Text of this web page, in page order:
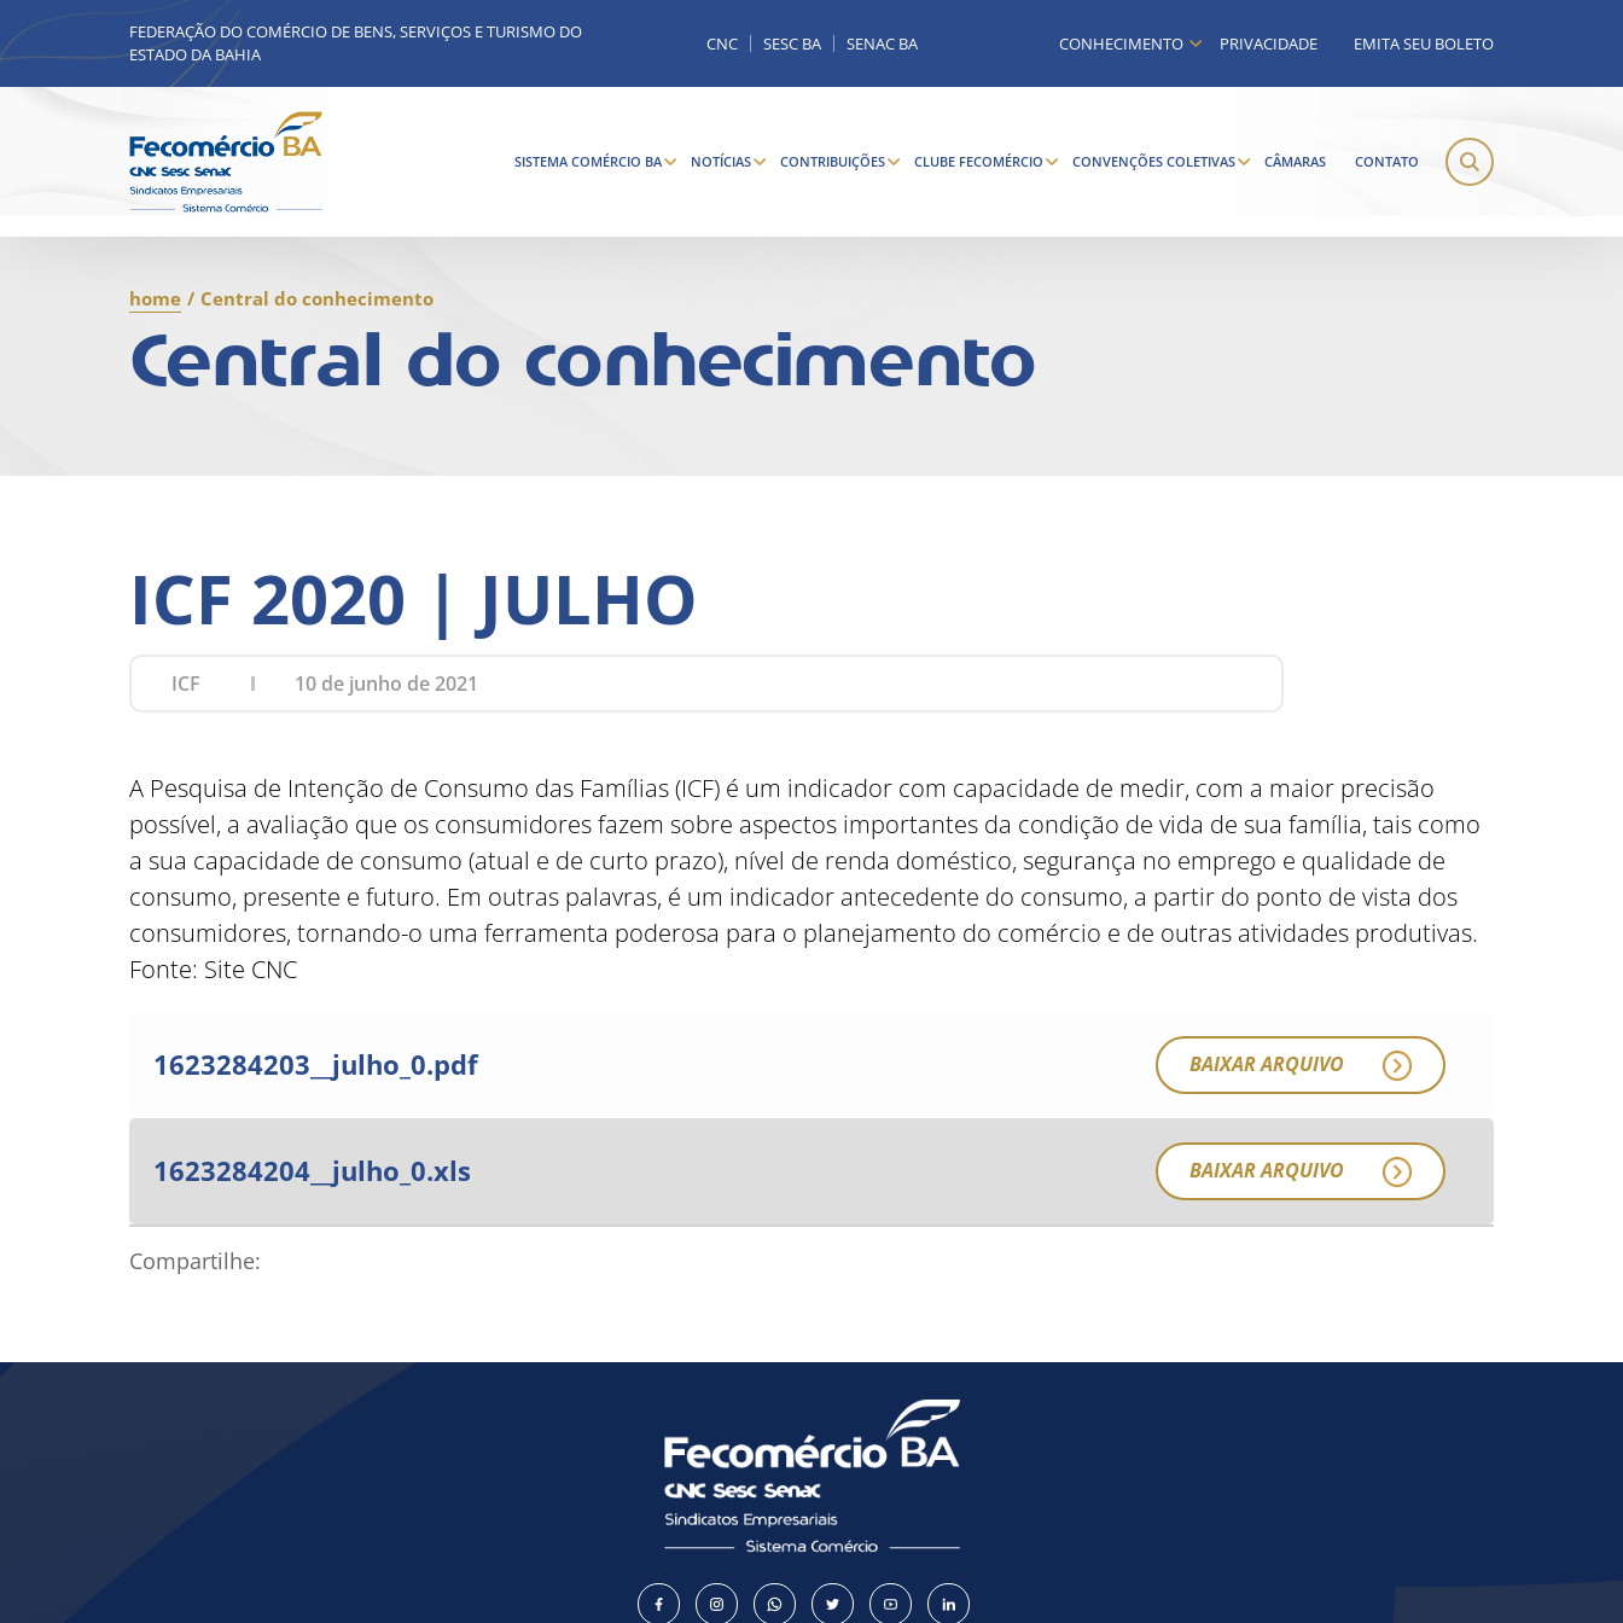
FEDERAÇÃO DO COMÉRCIO DE BENS, SERVIÇOS E TURISMO DO
ESTADO DA BAHIA
CNC SESC BA SENAC BA CONHECIMENTO PRIVACIDADE EMITA SEU BOLETO
SISTEMA COMÉRCIO BA NOTÍCIAS CONTRIBUIÇÕES CLUBE FECOMÉRCIO CONVENÇÕES COLETIVAS CÂMARAS CONTATO
home / Central do conhecimento
Central do conhecimento
ICF 2020 | JULHO
ICF 10 de junho de 2021
A Pesquisa de Intenção de Consumo das Famílias (ICF) é um indicador com capacidade de medir, com a maior precisão
possível, a avaliação que os consumidores fazem sobre aspectos importantes da condição de vida de sua família, tais como
a sua capacidade de consumo (atual e de curto prazo), nível de renda doméstico, segurança no emprego e qualidade de
consumo, presente e futuro. Em outras palavras, é um indicador antecedente do consumo, a partir do ponto de vista dos
consumidores, tornando-o uma ferramenta poderosa para o planejamento do comércio e de outras atividades produtivas.
Fonte: Site CNC
1623284203__julho_0.pdf BAIXAR ARQUIVO
1623284204__julho_0.xls BAIXAR ARQUIVO
Compartilhe: